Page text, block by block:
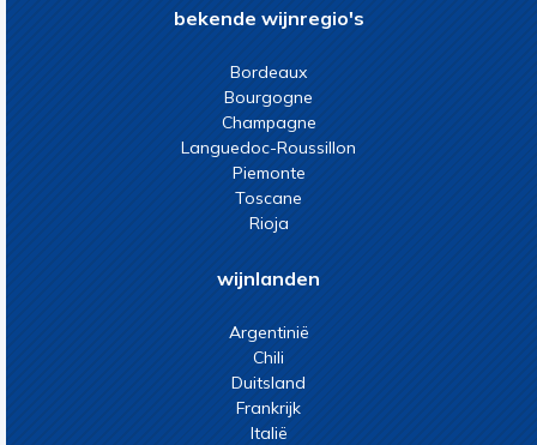
bekende wijnregio's
Bordeaux
Bourgogne
Champagne
Languedoc-Roussillon
Piemonte
Toscane
Rioja
wijnlanden
Argentinië
Chili
Duitsland
Frankrijk
Italië